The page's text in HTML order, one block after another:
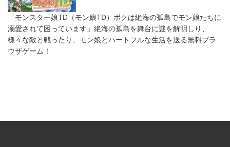
「モンスター娘TD（モン娘TD）ボクは絶海の孤島でモン娘たちに
溺愛されて困っています」絶海の孤島を舞台に謎を解明しり、
様々な敵と戦ったり、モン娘とハートフルな生活を送る無料ブラ
ウザゲーム！